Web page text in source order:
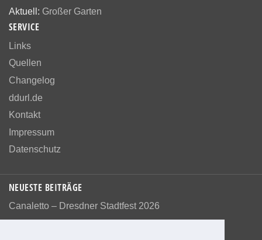
Aktuell: Großer Garten
SERVICE
Links
Quellen
Changelog
ddurl.de
Kontakt
Impressum
Datenschutz
NEUESTE BEITRÄGE
Canaletto – Dresdner Stadtfest 2026